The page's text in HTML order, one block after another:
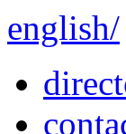
english/